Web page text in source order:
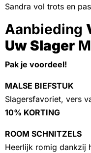
Sandra vol trots en
Aanbieding
Uw Slager
Pak je voordeel!
MALSE BIEFSTUK
Slagersfavoriet, vers
10% KORTING
ROOM SCHNITZELS
Heerlijk romig dankzij